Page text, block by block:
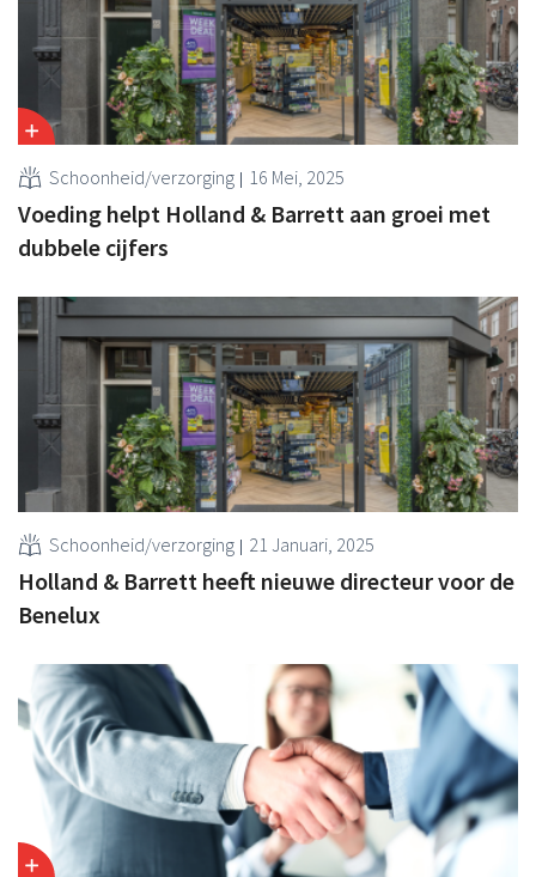
Schoonheid/verzorging 16 Mei, 2025
Voeding helpt Holland & Barrett aan groei met
dubbele cijfers
Schoonheid/verzorging 21 Januari, 2025
Holland & Barrett heeft nieuwe directeur voor de
Benelux